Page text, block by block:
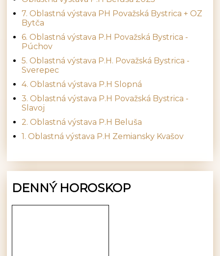
7. Oblastná výstava PH Považská Bystrica + OZ
Bytča
6. Oblastná výstava P.H Považská Bystrica -
Púchov
5. Oblastná výstava P.H. Považská Bystrica -
Sverepec
4. Oblastná výstava P.H Slopná
3. Oblastná výstava P.H Považská Bystrica -
Slavoj
2. Oblastná výstava P.H Beluša
1. Oblastná výstava P.H Zemiansky Kvašov
DENNÝ HOROSKOP